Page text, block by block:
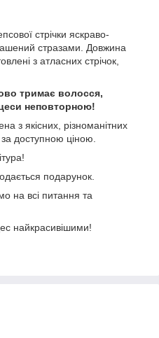
стрічки яскраво-
стразами. Довжина
з атласних стрічок,
тримає волосся,
неповторною!
з якісних, різноманітних
доступною ціною.
подарунок.
на всі питання та
найкрасивішими!